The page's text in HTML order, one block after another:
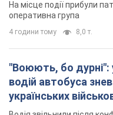
та образ військових
"Не слідкує за
Києві консультант
образив жінку після
розгорівся